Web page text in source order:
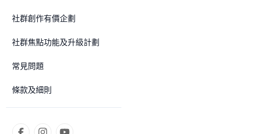
社群創作有價企劃
社群焦點功能及升級計劃
常見問題
條款及細則